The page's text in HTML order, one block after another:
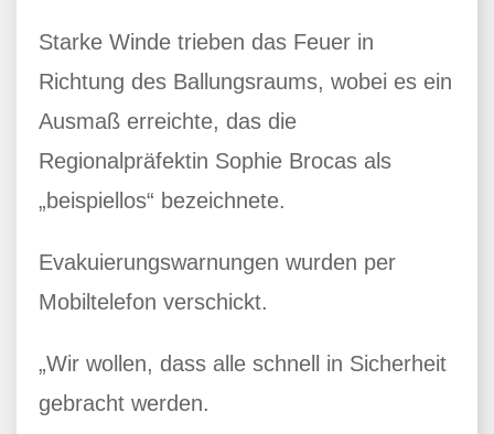
Starke Winde trieben das Feuer in
Richtung des Ballungsraums, wobei es ein
Ausmaß erreichte, das die
Regionalpräfektin Sophie Brocas als
„beispiellos“ bezeichnete.
Evakuierungswarnungen wurden per
Mobiltelefon verschickt.
„Wir wollen, dass alle schnell in Sicherheit
gebracht werden.